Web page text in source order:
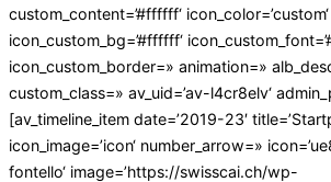
custom_content=’#ffffff‘ icon_color=’custom‘
icon_custom_bg=’#ffffff‘
icon_custom_border=» animation=»
custom_class=» av_uid=’av-l4cr8elv‘
[av_timeline_item date=’2019-23′
icon_image=’icon‘ number_arrow=»
fontello‘ image=’https://swisscai.ch/wp-